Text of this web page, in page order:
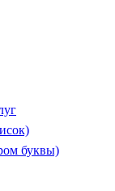
буквы)